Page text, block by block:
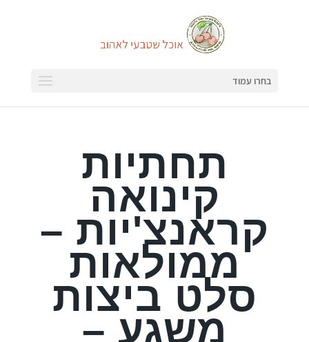
בחרו עמוד
תחתיות
קינואה
קראנצ'יות –
ממולאות
סלט ביצות
משגע –